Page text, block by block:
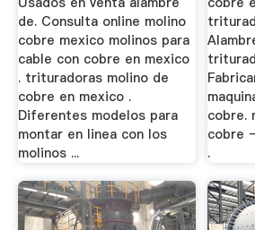
de. Consulta online molino
cobre mexico molinos para
cable con cobre en mexico
. trituradoras molino de
cobre en mexico .
Diferentes modelos para
montar en linea con los
molinos ...
cobre.
cobre
.